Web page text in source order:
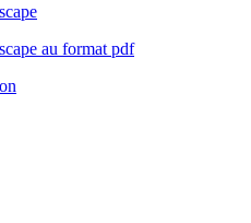
au format pdf